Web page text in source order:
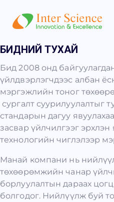
БИДНИЙ ТУХАЙ
Бид 2008 онд
үйлдвэрлэгчдээс албан
мэргэжлийн тоног
сургалт суурилуулалтыг
стандарын дагуу
засвар үйлчилгээг
технологийн чиглэлээр
Манай компани нь
төхөөрөмжийн чанар
борлуулалтын дараах
болгодог. Нийлүүлж буй